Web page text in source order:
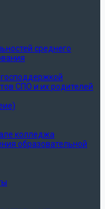
среднего
СПО и их родителей
колледжа
образовательной